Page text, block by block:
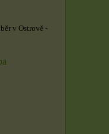
v Ostrově -